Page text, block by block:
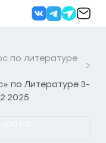
по литературе
по Литературе 3-